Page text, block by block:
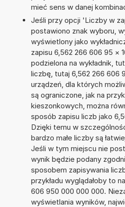
mieć sens w danej
Jeśli przy opcji 'Liczby w
postawiono znak wyboru,
wyświetlony jako
zapisu 6,562 266 606 95 ×
podzielona na wykładnik,
liczbę, tutaj 6,562 266 606
urządzeń, dla których
są ograniczone, jak na
kieszonkowych, można
sposób zapisu liczb jako
Dzięki temu w
bardzo małe liczby są
Jeśli w tym miejscu nie
wynik będzie podany
sposobem zapisywania
przykładu wyglądałoby to
606 950 000 000 000.
wyświetlania wyników,